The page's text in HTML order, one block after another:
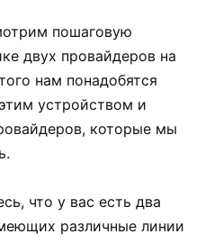
пошаговую
двух провайдеров на
нам понадобятся
устройством и
которые мы
что у вас есть два
различные линии